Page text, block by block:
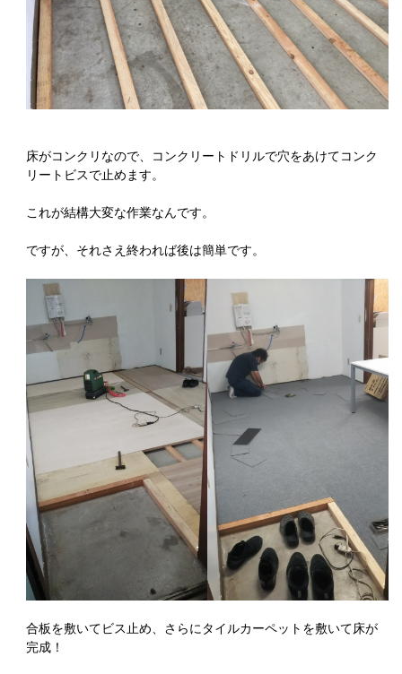
床がコンクリなので、コンクリートドリルで穴をあけてコンク
リートビスで止めます。
これが結構大変な作業なんです。
ですが、それさえ終われば後は簡単です。
合板を敷いてビス止め、さらにタイルカーペットを敷いて床が
完成！